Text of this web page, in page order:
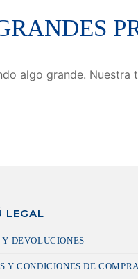
algo grande.
LEGAL
DEVOLUCIONES
Y CONDICIONES DE